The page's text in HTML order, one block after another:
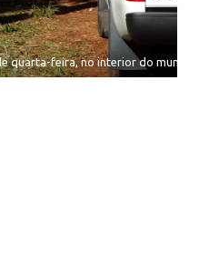
quarta-feira, no interior do